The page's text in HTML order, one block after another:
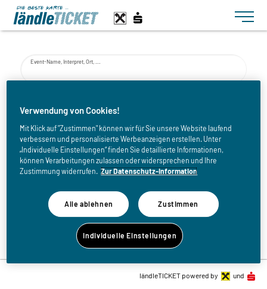
Toggle
Event-Name, Interpret, Ort, ...
bis
Zurück zur Eventliste
ländleTICKET powered by und
Verwendung von Cookies!
Mit Klick auf "Zustimmen" können wir für Sie unsere Website laufend
verbessern und personalisierte Werbeanzeigen erstellen. Unter
„Individuelle Einstellungen“ finden Sie detaillierte Informationen,
können Verarbeitungen zulassen oder widersprechen und Ihre
Zustimmung widerrufen. Zur Datenschutz-Information
Alle ablehnen Zustimmen
Individuelle Einstellungen